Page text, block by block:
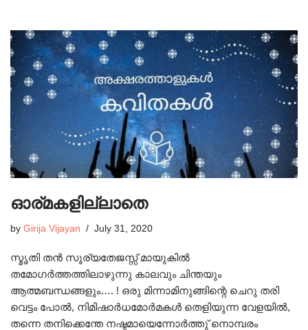
ഓര്മകളില്ലാതെ
by Girija Vijayan July 31, 2020
സ്മൃതി തൻ സൂര്യതേജസ്സ് മായുകിൽ
തമോഗർത്തത്തിലാഴുന്നു കാലവും ചിന്തയും
ആത്മബന്ധങ്ങളും…. ! ഒരു മിന്നാമിനുങ്ങിന്റെ ചെറു തരി
വെട്ടം പോൽ, നിമിഷാർധമോർമകൾ തെളിയുന്ന വേളയിൽ,
തന്നെ തനിക്കെന്തേ നഷ്ടമായെന്നോര്‍ത്തു്‌ നൊമ്പരം